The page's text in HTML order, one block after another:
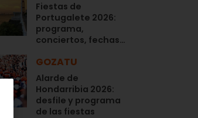
Fiestas de
Portugalete 2026:
programa,
conciertos, fechas…
GOZATU
Alarde de
Hondarribia 2026:
desfile y programa
de las fiestas